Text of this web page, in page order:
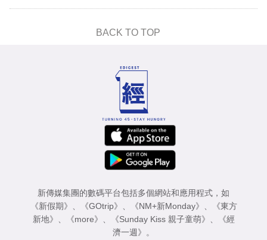
BACK TO TOP
新傳媒集團的數碼平台包括多個網站和應用程式，如
《新假期》 、 《GOtrip》 、 《NM+新Monday》 、
《東方
新地》 、 《more》 、 《Sunday Kiss 親子童萌》 、
《經
濟一週》 。